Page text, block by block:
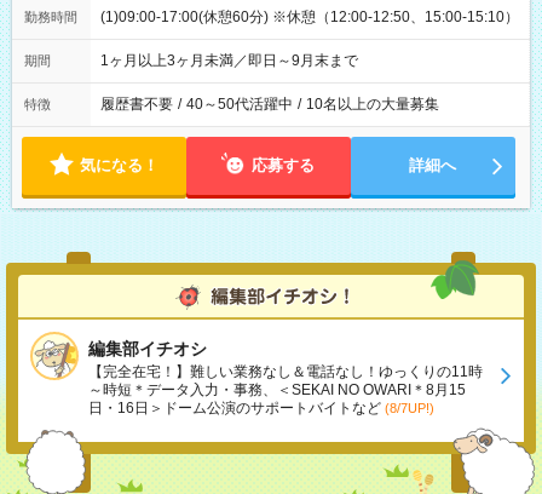
勤務時間 (1)09:00-17:00(休憩60分) ※休憩（12:00-12:50、15:00-15:10）
期間 1ヶ月以上3ヶ月未満／即日～9月末まで
特徴 履歴書不要 / 40～50代活躍中 / 10名以上の大量募集
気になる！ 応募する 詳細へ
編集部イチオシ
【完全在宅！】難しい業務なし＆電話なし！ゆっくりの11時
～時短＊データ入力・事務、＜SEKAI NO OWARI＊8月15
日・16日＞ドーム公演のサポートバイトなど (8/7UP!)